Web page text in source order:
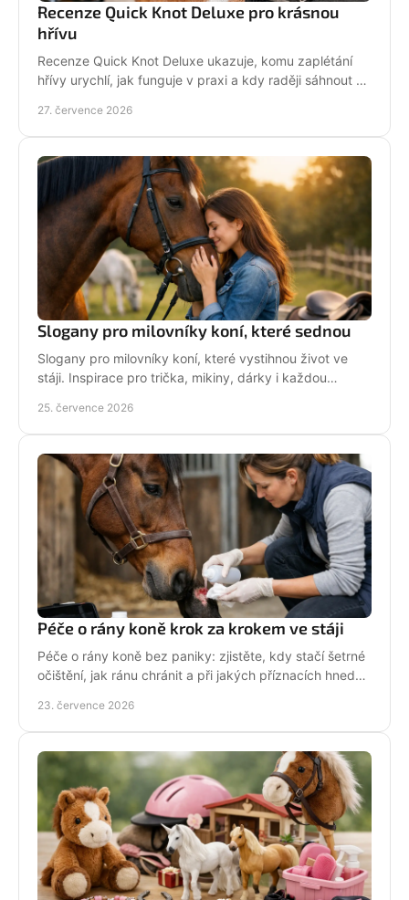
Recenze Quick Knot Deluxe pro krásnou
hřívu
Recenze Quick Knot Deluxe ukazuje, komu zaplétání
hřívy urychlí, jak funguje v praxi a kdy raději sáhnout po
27. července 2026
Slogany pro milovníky koní, které sednou
Slogany pro milovníky koní, které vystihnou život ve
stáji. Inspirace pro trička, mikiny, dárky i každou
25. července 2026
Péče o rány koně krok za krokem ve stáji
Péče o rány koně bez paniky: zjistěte, kdy stačí šetrné
očištění, jak ránu chránit a při jakých příznacích hned
23. července 2026